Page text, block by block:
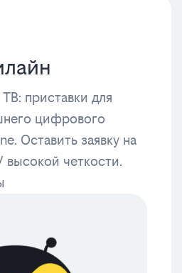
приставки для
цифрового
Оставить заявку на
высокой четкости.